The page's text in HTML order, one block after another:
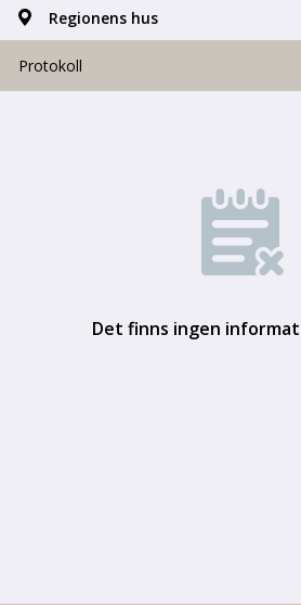
Regionens hus
Protokoll
Det finns ingen